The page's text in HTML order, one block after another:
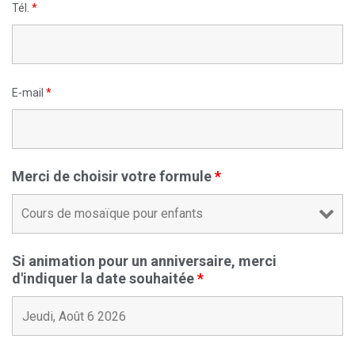
Tél. *
E-mail *
Merci de choisir votre formule*
Si animation pour un anniversaire, merci
d'indiquer la date souhaitée*